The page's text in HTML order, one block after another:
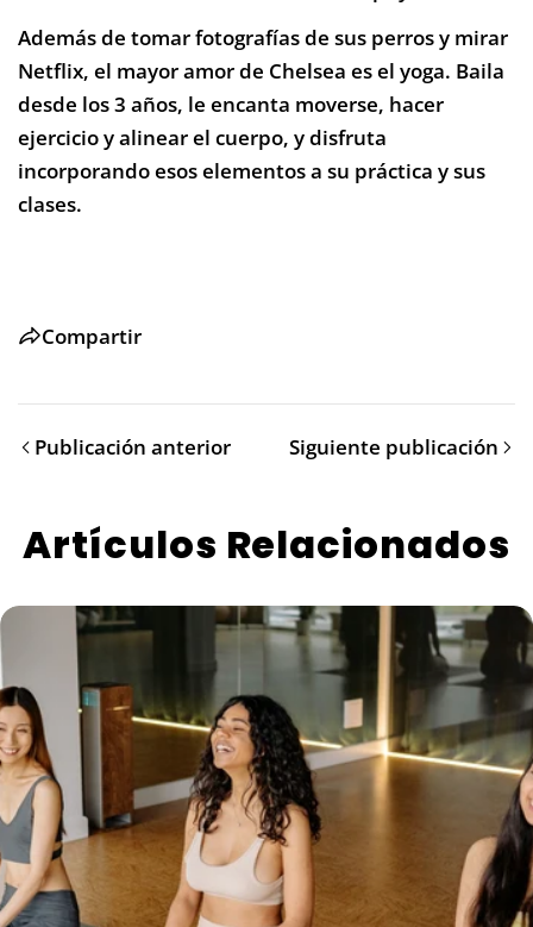
Además de tomar fotografías de sus perros y mirar
Netflix, el mayor amor de Chelsea es el yoga. Baila
desde los 3 años, le encanta moverse, hacer
ejercicio y alinear el cuerpo, y disfruta
incorporando esos elementos a su práctica y sus
clases.
Compartir
Publicación anterior Siguiente publicación
Artículos Relacionados